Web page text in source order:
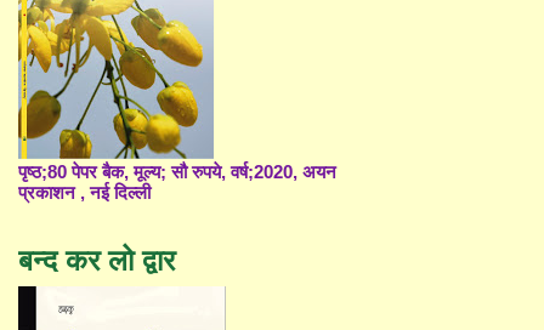
पृष्ठ;80 पेपर बैक, मूल्य; सौ रुपये, वर्ष;2020, अयन
प्रकाशन , नई दिल्ली
बन्द कर लो द्वार